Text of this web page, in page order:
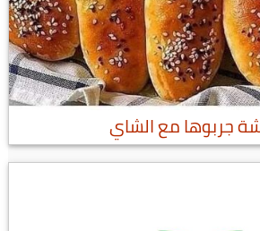
جربوها مع الشاي